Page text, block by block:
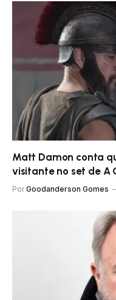
Matt Damon conta
visitante no set de A
Por Goodanderson Gomes